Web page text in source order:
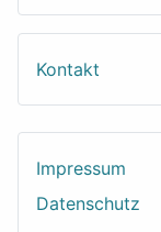
Kontakt
Impressum
Datenschutz